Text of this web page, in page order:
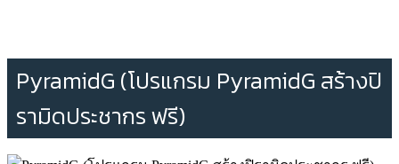
PyramidG (โปรแกรม PyramidG สร้างปิ
รามิดประชากร ฟรี)